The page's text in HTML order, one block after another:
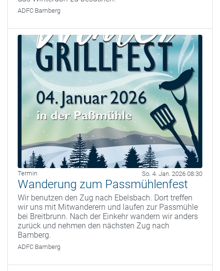
ADFC Bamberg
Termin So. 4. Jan. 2026 08:30
Wanderung zum Passmühlenfest
Wir benutzen den Zug nach Ebelsbach. Dort treffen
wir uns mit Mitwanderern und laufen zur Passmühle
bei Breitbrunn. Nach der Einkehr wandern wir anders
zurück und nehmen den nächsten Zug nach
Bamberg.
ADFC Bamberg